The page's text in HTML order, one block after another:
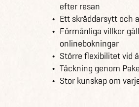
efter resan
Ett skräddarsytt och
Förmånliga villkor
onlinebokningar
Större flexibilitet vid
Täckning genom
Stor kunskap om